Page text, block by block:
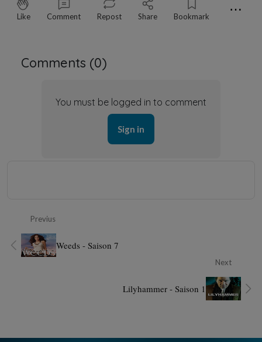
Like Comment Repost Share Bookmark ⋯
Comments (0)
You must be logged in to comment
Sign in
Previus
Weeds - Saison 7
Next
Lilyhammer - Saison 1